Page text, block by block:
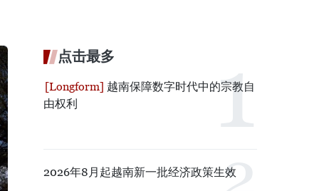
点击最多
越南保障数字时代中的宗教自
由权利
2026年8月起越南新一批经济政策生效